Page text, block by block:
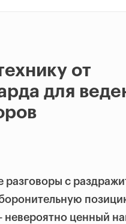
от
для
разговоры с
невероятно ценный